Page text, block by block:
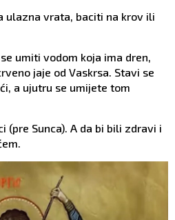
ulazna vrata, baciti na krov ili
umiti vodom koja ima dren,
jaje od Vaskrsa. Stavi se
a ujutru se umijete tom
(pre Sunca). A da bi bili zdravi i